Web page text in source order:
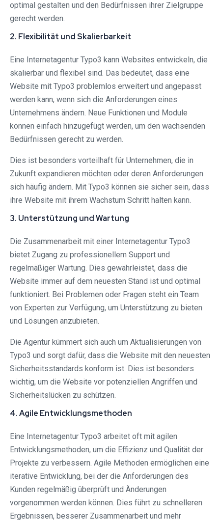
optimal gestalten und den Bedürfnissen ihrer Zielgruppe
gerecht werden.
2. Flexibilität und Skalierbarkeit
Eine Internetagentur Typo3 kann Websites entwickeln, die
skalierbar und flexibel sind. Das bedeutet, dass eine
Website mit Typo3 problemlos erweitert und angepasst
werden kann, wenn sich die Anforderungen eines
Unternehmens ändern. Neue Funktionen und Module
können einfach hinzugefügt werden, um den wachsenden
Bedürfnissen gerecht zu werden.
Dies ist besonders vorteilhaft für Unternehmen, die in
Zukunft expandieren möchten oder deren Anforderungen
sich häufig ändern. Mit Typo3 können sie sicher sein, dass
ihre Website mit ihrem Wachstum Schritt halten kann.
3. Unterstützung und Wartung
Die Zusammenarbeit mit einer Internetagentur Typo3
bietet Zugang zu professionellem Support und
regelmäßiger Wartung. Dies gewährleistet, dass die
Website immer auf dem neuesten Stand ist und optimal
funktioniert. Bei Problemen oder Fragen steht ein Team
von Experten zur Verfügung, um Unterstützung zu bieten
und Lösungen anzubieten.
Die Agentur kümmert sich auch um Aktualisierungen von
Typo3 und sorgt dafür, dass die Website mit den neuesten
Sicherheitsstandards konform ist. Dies ist besonders
wichtig, um die Website vor potenziellen Angriffen und
Sicherheitslücken zu schützen.
4. Agile Entwicklungsmethoden
Eine Internetagentur Typo3 arbeitet oft mit agilen
Entwicklungsmethoden, um die Effizienz und Qualität der
Projekte zu verbessern. Agile Methoden ermöglichen eine
iterative Entwicklung, bei der die Anforderungen des
Kunden regelmäßig überprüft und Änderungen
vorgenommen werden können. Dies führt zu schnelleren
Ergebnissen, besserer Zusammenarbeit und mehr